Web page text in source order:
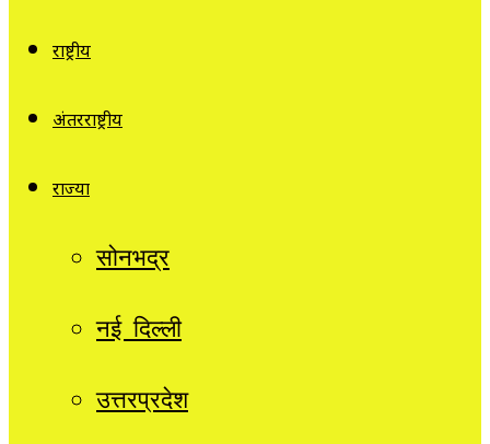
राष्ट्रीय
अंतरराष्ट्रीय
राज्यों
सोनभद्र
नई दिल्ली
उत्तरप्रदेश